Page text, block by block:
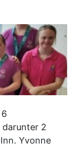
darunter 2
Yvonne